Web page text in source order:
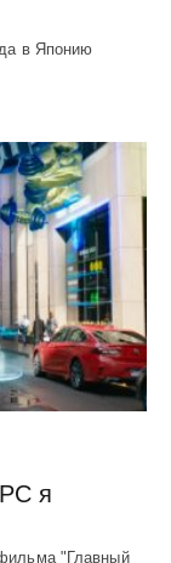
в Японию
я
"Главный